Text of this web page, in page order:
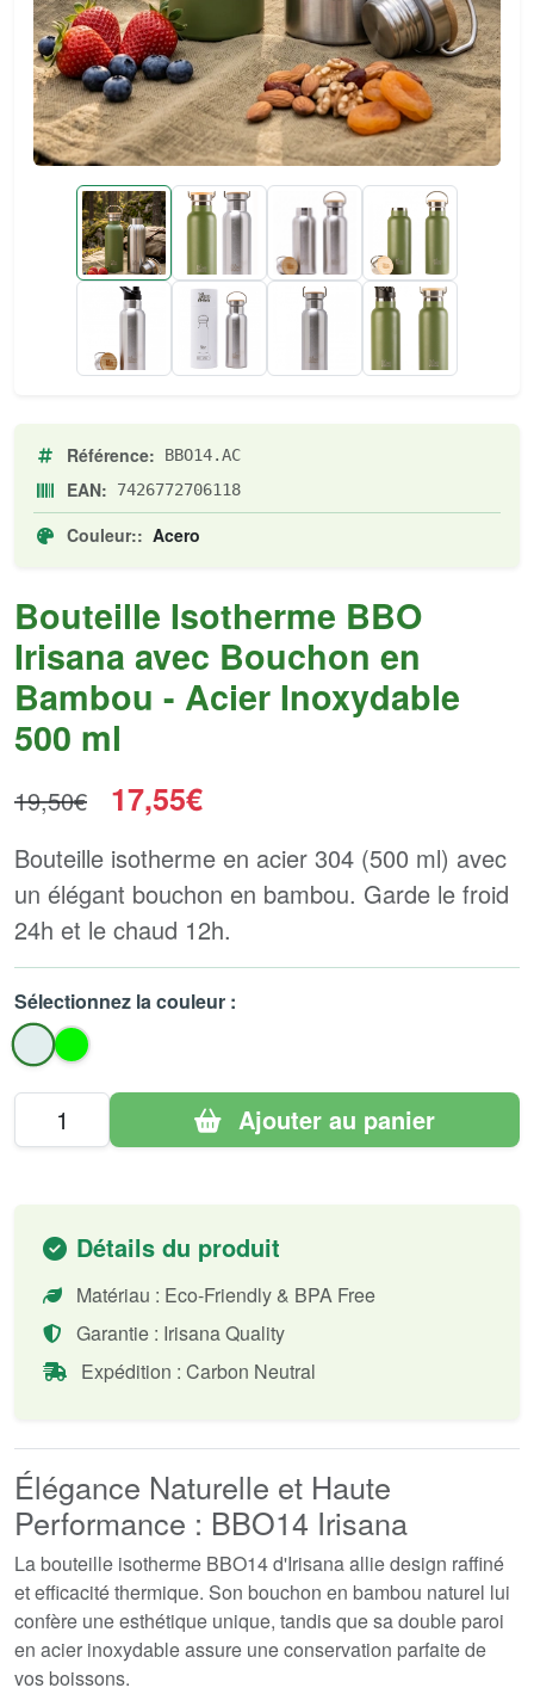
Référence: BBO14.AC
EAN: 7426772706118
Couleur:: Acero
Bouteille Isotherme BBO
Irisana avec Bouchon en
Bambou - Acier Inoxydable
500 ml
19,50€ 17,55€
Bouteille isotherme en acier 304 (500 ml) avec
un élégant bouchon en bambou. Garde le froid
24h et le chaud 12h.
Sélectionnez la couleur :
Ajouter au panier
Détails du produit
Matériau : Eco-Friendly & BPA Free
Garantie : Irisana Quality
Expédition : Carbon Neutral
Élégance Naturelle et Haute
Performance : BBO14 Irisana
La bouteille isotherme BBO14 d'Irisana allie design raffiné
et efficacité thermique. Son bouchon en bambou naturel lui
confère une esthétique unique, tandis que sa double paroi
en acier inoxydable assure une conservation parfaite de
vos boissons.